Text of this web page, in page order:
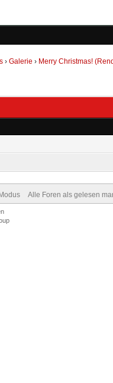
› Galerie › Merry Christmas!
Alle Foren als gelesen